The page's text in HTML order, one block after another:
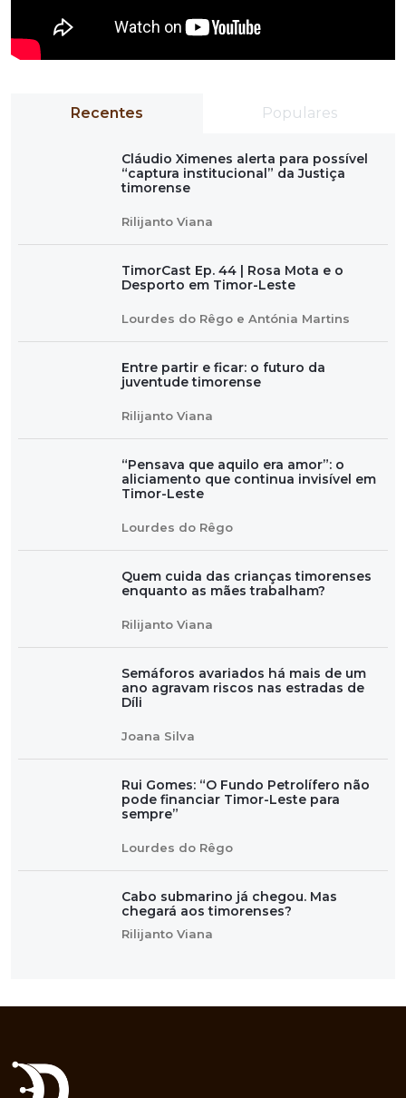
Recentes Populares
Cláudio Ximenes alerta para possível
“captura institucional” da Justiça
timorense
Rilijanto Viana
TimorCast Ep. 44 | Rosa Mota e o
Desporto em Timor-Leste
Lourdes do Rêgo e Antónia Martins
Entre partir e ficar: o futuro da
juventude timorense
Rilijanto Viana
“Pensava que aquilo era amor”: o
aliciamento que continua invisível em
Timor-Leste
Lourdes do Rêgo
Quem cuida das crianças timorenses
enquanto as mães trabalham?
Rilijanto Viana
Semáforos avariados há mais de um
ano agravam riscos nas estradas de
Díli
Joana Silva
Rui Gomes: “O Fundo Petrolífero não
pode financiar Timor-Leste para
sempre”
Lourdes do Rêgo
Cabo submarino já chegou. Mas
chegará aos timorenses?
Rilijanto Viana